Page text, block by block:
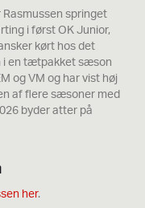
springet
i først OK Junior,
kørt hos det
i en tætpakket sæson
og VM og har vist høj
af flere sæsoner med
byder atter på
her.